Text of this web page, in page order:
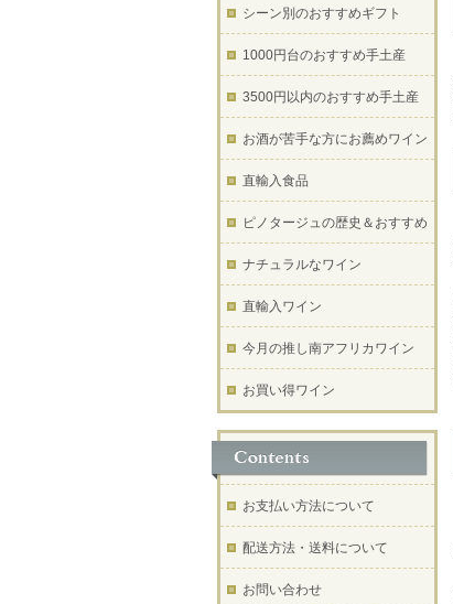
シーン別のおすすめギフト
1000円台のおすすめ手土産
3500円以内のおすすめ手土産
お酒が苦手な方にお薦めワイン
直輸入食品
ピノタージュの歴史＆おすすめ
ナチュラルなワイン
直輸入ワイン
今月の推し南アフリカワイン
お買い得ワイン
お支払い方法について
配送方法・送料について
お問い合わせ